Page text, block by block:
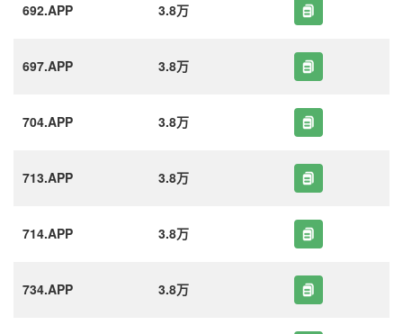
692.APP 3.8万
697.APP 3.8万
704.APP 3.8万
713.APP 3.8万
714.APP 3.8万
734.APP 3.8万